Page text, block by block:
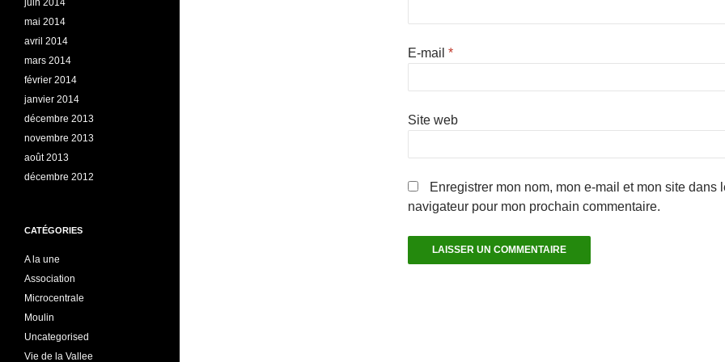
E-mail *
Site web
Enregistrer mon nom, mon e-mail et mon site dans
navigateur pour mon prochain commentaire.
juin 2014
mai 2014
avril 2014
mars 2014
février 2014
janvier 2014
décembre 2013
novembre 2013
août 2013
décembre 2012
CATÉGORIES
A la une
Association
Microcentrale
Moulin
Uncategorised
Vie de la Vallee